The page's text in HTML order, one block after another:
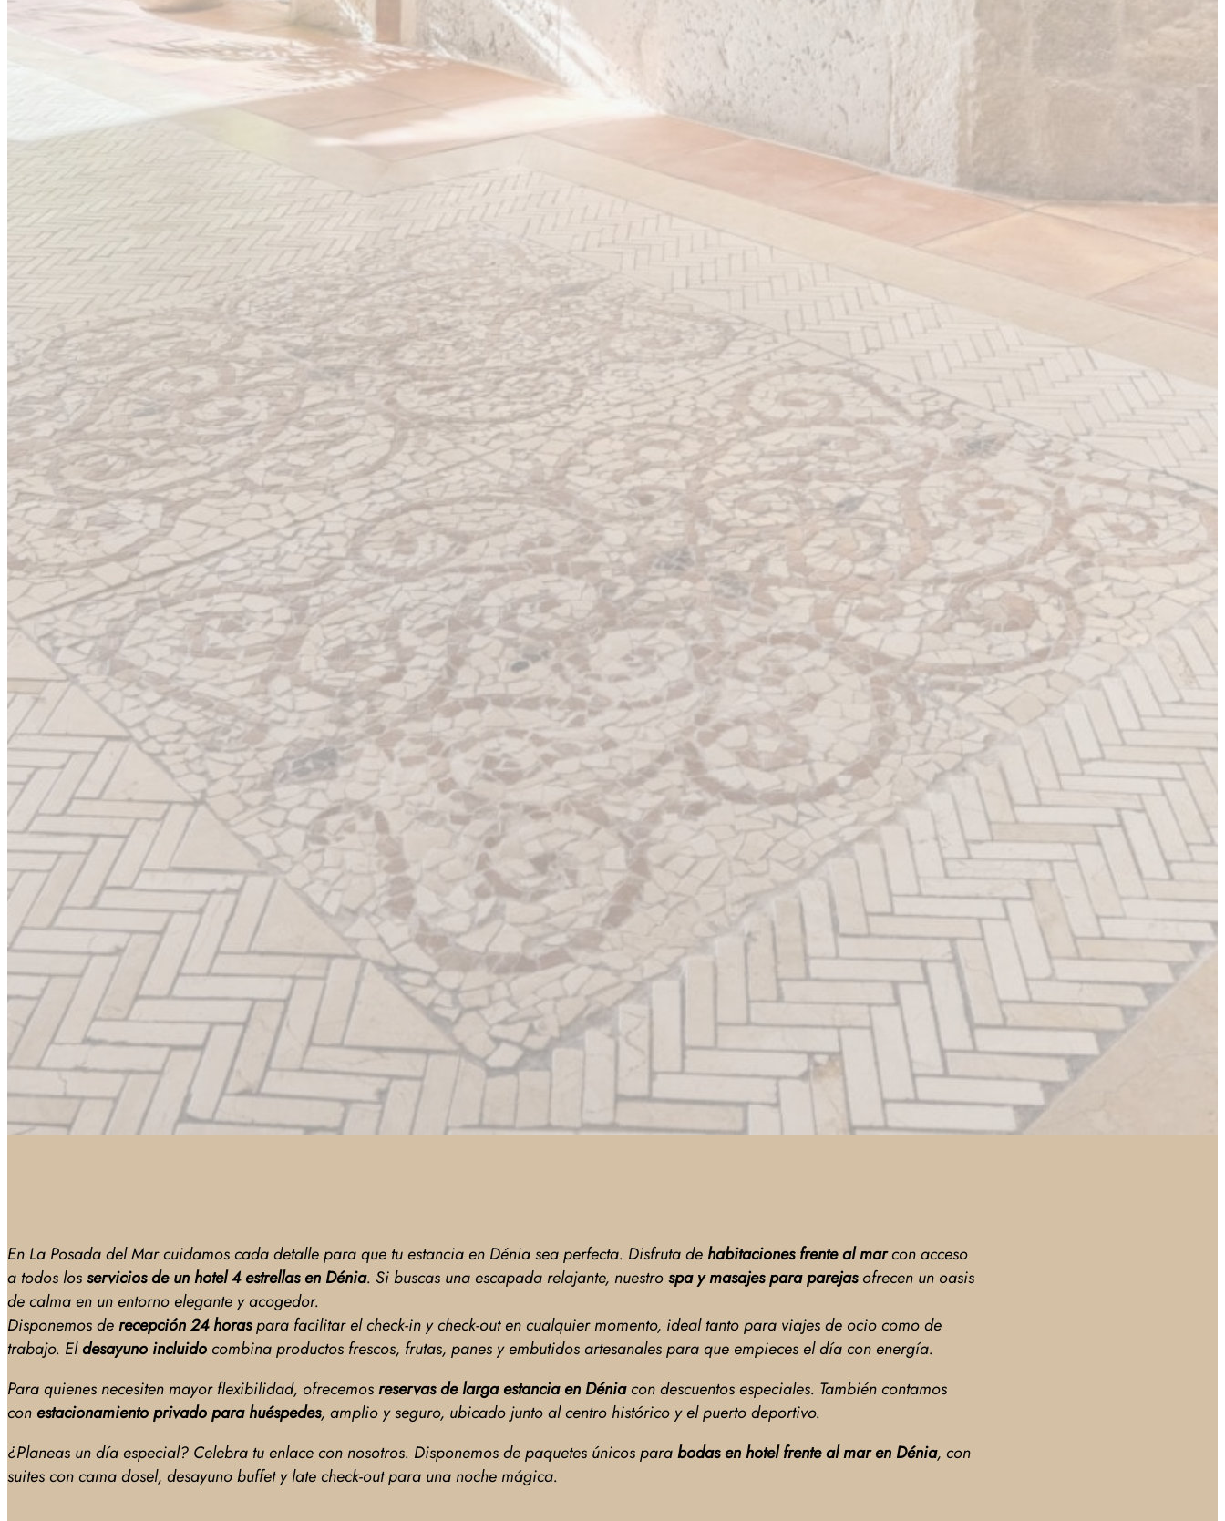
En La Posada del Mar cuidamos cada detalle para que tu estancia en Dénia sea perfecta. Disfruta dehabitaciones frente al marcon acceso
a todos losservicios de un hotel 4 estrellas en Dénia. Si buscas una escapada relajante, nuestrospa y masajes para parejasofrecen un oasis
de calma en un entorno elegante y acogedor.
Disponemos derecepción 24 horaspara facilitar el check-in y check-out en cualquier momento, ideal tanto para viajes de ocio como de
trabajo. Eldesayuno incluidocombina productos frescos, frutas, panes y embutidos artesanales para que empieces el día con energía.
Para quienes necesiten mayor flexibilidad, ofrecemosreservas de larga estancia en Déniacon descuentos especiales. También contamos
conestacionamiento privado para huéspedes, amplio y seguro, ubicado junto al centro histórico y el puerto deportivo.
¿Planeas un día especial? Celebra tu enlace con nosotros. Disponemos de paquetes únicos parabodas en hotel frente al mar en Dénia, con
suites con cama dosel, desayuno buffet y late check-out para una noche mágica.